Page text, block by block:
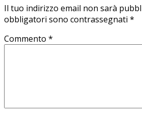
Il tuo indirizzo email non sarà
obbligatori sono contrassegnati *
Commento *